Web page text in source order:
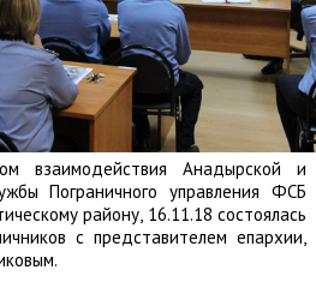
взаимодействия Анадырской и
Пограничного управления ФСБ
району, 16.11.18 состоялась
с представителем епархии,